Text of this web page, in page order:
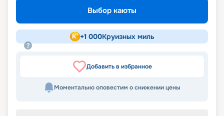
Выбор каюты
+1 000Круизных миль
Добавить в избранное
Моментально оповестим о снижении цены